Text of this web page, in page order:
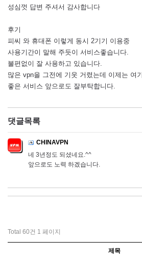
성심껏 답변 주셔서 감사합니다
후기
피씨 와 휴대폰 이렇게 동시 2기기 이용중
사용기간이 말해 주듯이 서비스좋습니다.
불편없이 잘 사용하고 있습니다.
많은 vpn을 그전에 기웃 거렸는데 이제는 여
좋은 서비스 앞으로도 잘부탁합니다.
댓글목록
CHINAVPN
네 3년정도 되셨네요.^^
앞으로도 노력 하겠습니다.
Total 60건 1 페이지
제목